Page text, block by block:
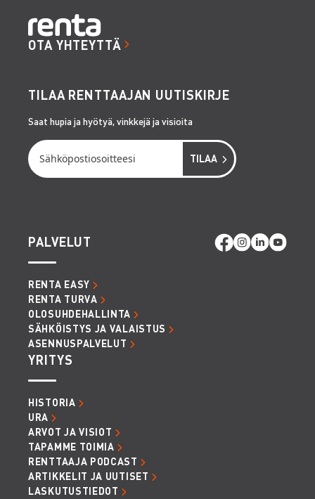
OTA YHTEYTTÄ
TILAA RENTTAAJAN UUTISKIRJE
Saat hupia ja hyötyä, vinkkejä ja visioita
PALVELUT
RENTA EASY
RENTA TURVA
OLOSUHDEHALLINTA
SÄHKÖISTYS JA VALAISTUS
ASENNUSPALVELUT
YRITYS
HISTORIA
URA
ARVOT JA VISIOT
TAPAMME TOIMIA
RENTTAAJA PODCAST
ARTIKKELIT JA UUTISET
LASKUTUSTIEDOT